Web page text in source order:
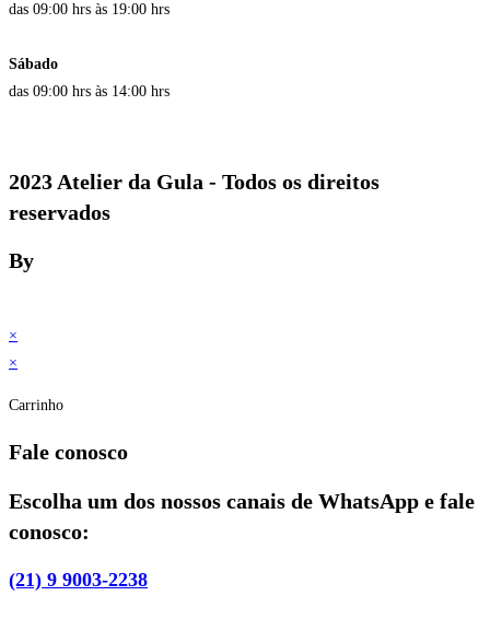
das 09:00 hrs às 19:00 hrs
Sábado
das 09:00 hrs às 14:00 hrs
2023 Atelier da Gula - Todos os direitos
reservados
By
×
×
Carrinho
Fale conosco
Escolha um dos nossos canais de WhatsApp e fale
conosco:
(21) 9 9003-2238